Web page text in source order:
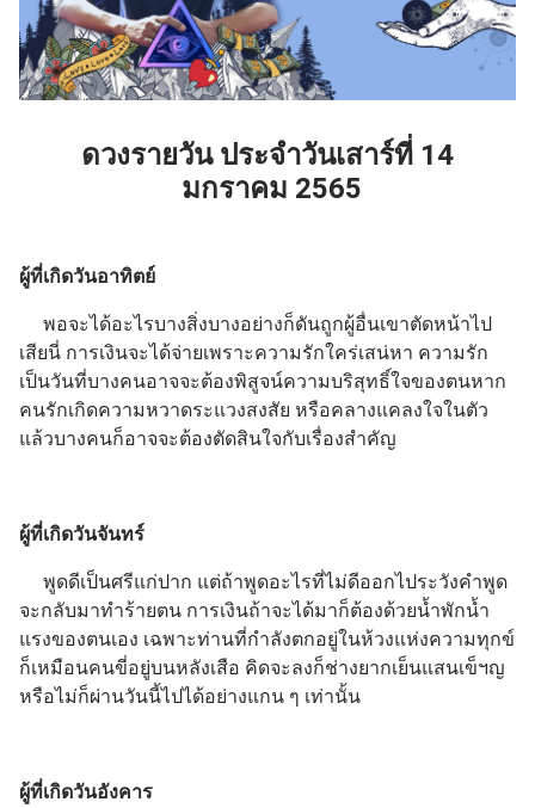
ดวงรายวัน ประจำวันเสาร์ที่ 14
มกราคม 2565
ผู้ที่เกิดวันอาทิตย์
พอจะได้อะไรบางสิ่งบางอย่างก็ดันถูกผู้อื่นเขาตัดหน้าไป
เสียนี่ การเงินจะได้จ่ายเพราะความรักใคร่เสน่หา ความรัก
เป็นวันที่บางคนอาจจะต้องพิสูจน์ความบริสุทธิ์ใจของตนหาก
คนรักเกิดความหวาดระแวงสงสัย หรือคลางแคลงใจในตัว
แล้วบางคนก็อาจจะต้องตัดสินใจกับเรื่องสำคัญ
ผู้ที่เกิดวันจันทร์
พูดดีเป็นศรีแก่ปาก แต่ถ้าพูดอะไรที่ไม่ดีออกไประวังคำพูด
จะกลับมาทำร้ายตน การเงินถ้าจะได้มาก็ต้องด้วยน้ำพักน้ำ
แรงของตนเอง เฉพาะท่านที่กำลังตกอยู่ในห้วงแห่งความทุกข์
ก็เหมือนคนขี่อยู่บนหลังเสือ คิดจะลงก็ช่างยากเย็นแสนเข็ฯญ
หรือไม่ก็ผ่านวันนี้ไปได้อย่างแกน ๆ เท่านั้น
ผู้ที่เกิดวันอังคาร